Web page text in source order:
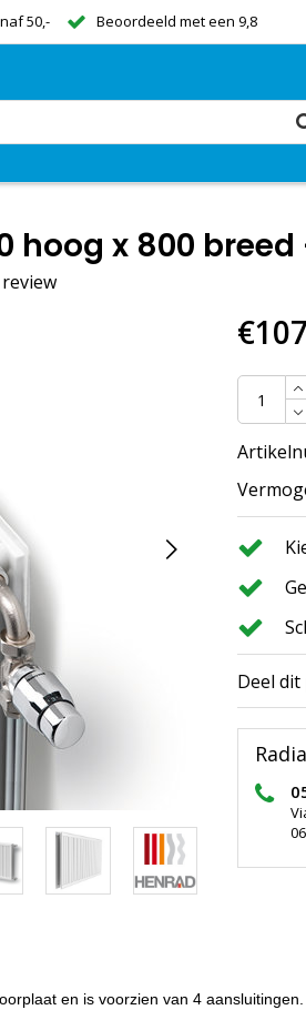
50,- Beoordeeld met een 9,8
hoog x 800
Deel
en is voorzien van 4